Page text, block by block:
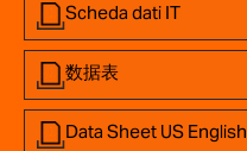
Scheda dati IT
数据表
Data Sheet US English